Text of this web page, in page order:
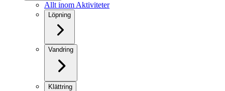
Allt inom Aktiviteter
Löpning
Vandring
Klättring